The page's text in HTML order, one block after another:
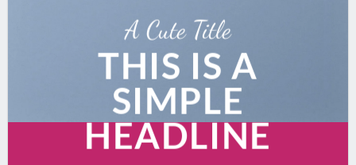
A Cute Title
THIS IS A
SIMPLE
HEADLINE